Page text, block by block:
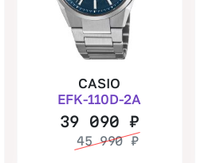
CASIO
EFK-110D-2A
39 090₽
45 990 ₽